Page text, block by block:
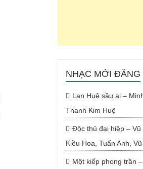
NHẠC MỚI ĐĂNG
Lan Huệ sầu ai –
Thanh Kim Huệ
Độc thủ đại hiệp – Vũ
Kiều Hoa, Tuấn Anh,
Một kiếp phong trần